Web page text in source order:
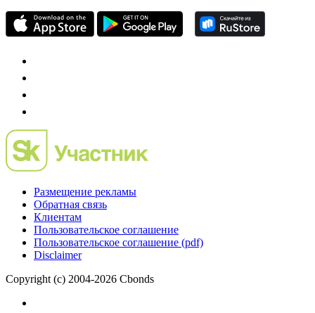
Размещение рекламы
Обратная связь
Клиентам
Пользовательское соглашение
Пользовательское соглашение (pdf)
Disclaimer
Copyright (c) 2004-2026 Cbonds